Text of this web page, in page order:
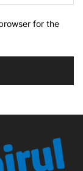
for the